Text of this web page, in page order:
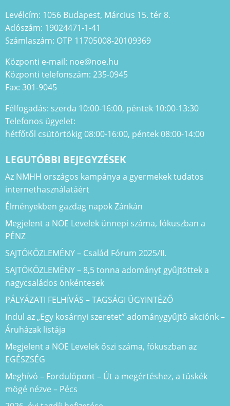
Levélcím: 1056 Budapest, Március 15. tér 8.
Adószám: 19024471-1-41
Számlaszám: OTP 11705008-20109369
Központi e-mail: noe@noe.hu
Központi telefonszám: 235-0945
Fax: 301-9045
Félfogadás: szerda 10:00-16:00, péntek 10:00-13:30
Telefonos ügyelet:
hétfőtől csütörtökig 08:00-16:00, péntek 08:00-14:00
LEGUTÓBBI BEJEGYZÉSEK
Az NMHH országos kampánya a gyermekek tudatos
internethasználatáért
Élményekben gazdag napok Zánkán
Megjelent a NOE Levelek ünnepi száma, fókuszban a
PÉNZ
SAJTÓKÖZLEMÉNY – Család Fórum 2025/II.
SAJTÓKÖZLEMÉNY – 8,5 tonna adományt gyűjtöttek a
nagycsaládos önkéntesek
PÁLYÁZATI FELHÍVÁS – TAGSÁGI ÜGYINTÉZŐ
Indul az „Egy kosárnyi szeretet” adománygyűjtő akciónk –
Áruházak listája
Megjelent a NOE Levelek őszi száma, fókuszban az
EGÉSZSÉG
Meghívó – Fordulópont – Út a megértéshez, a tüskék
mögé nézve – Pécs